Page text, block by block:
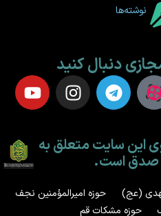
نوشته‌ها
دنبال کنید
این سایت متعلق به
صدق است.
(عج)
حوزه امیرالمؤمنین نجف
حوزه مشکات قم